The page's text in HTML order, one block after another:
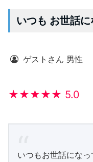
いつも お世話に
ゲストさん 男性
★★★★★ 5.0
いつもお世話になっ